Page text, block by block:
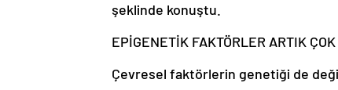
şeklinde konuştu.
EPİGENETİK FAKTÖRLER ARTIK
Çevresel faktörlerin genetiği de